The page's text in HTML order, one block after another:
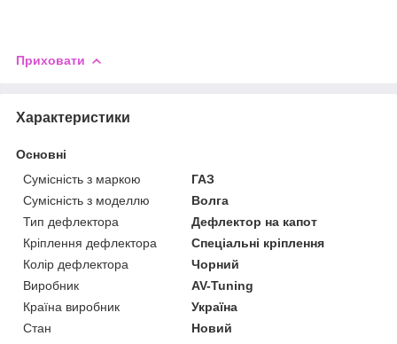
Приховати
Характеристики
Основні
Сумісність з маркою
ГАЗ
Сумісність з моделлю
Волга
Тип дефлектора
Дефлектор на капот
Кріплення дефлектора
Спеціальні кріплення
Колір дефлектора
Чорний
Виробник
AV-Tuning
Країна виробник
Україна
Стан
Новий